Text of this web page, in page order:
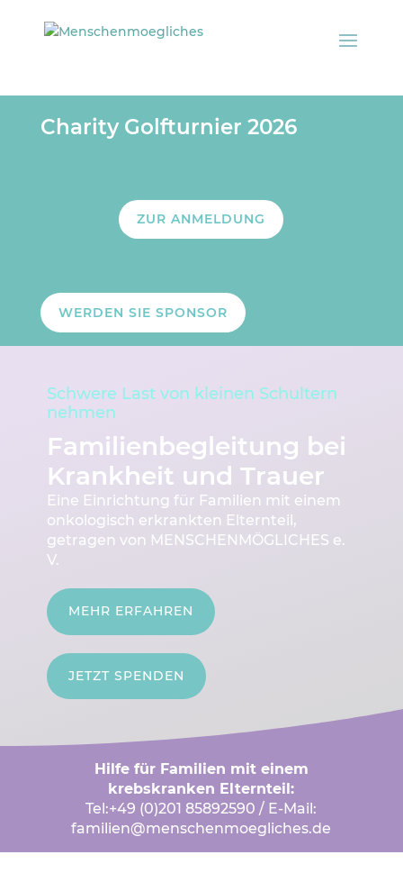
Charity Golfturnier 2026
ZUR ANMELDUNG
WERDEN SIE SPONSOR
Schwere Last von kleinen Schultern
nehmen
Familienbegleitung bei
Krankheit und Trauer
Eine Einrichtung für Familien mit einem
onkologisch erkrankten Elternteil,
getragen von MENSCHENMÖGLICHES e.
V.
MEHR ERFAHREN
JETZT SPENDEN
Hilfe für Familien mit einem
krebskranken Elternteil:
Tel:+49 (0)201 85892590 / E-Mail:
familien@menschenmoegliches.de